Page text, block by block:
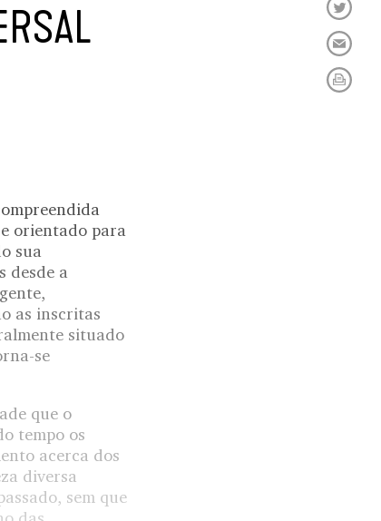
orientado para
sua
desde a
as inscritas
situado
se
que o
tempo os
acerca dos
diversa
sem que